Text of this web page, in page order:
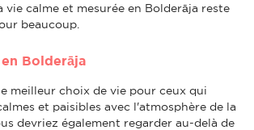
vie calme et mesurée en Bolderāja reste
beaucoup.
Bolderāja
meilleur choix de vie pour ceux qui
et paisibles avec l'atmosphère de la
devriez également regarder au-delà de